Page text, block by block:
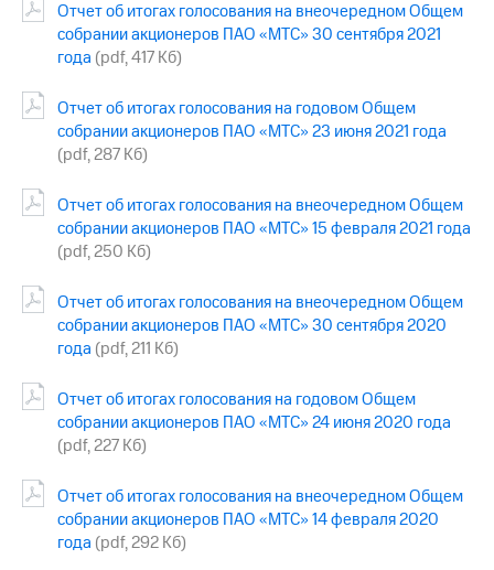
Корпоративное
управление
секретарь
Раскрытие
информации
Информация
Документы
ПАО
"МТС"
акционеров
Личный
кабинет
акционера
капитал
Контроль
и
аудит
акций
Описание
Отчет об итогах голосования на внеочередном Общем
собрании акционеров ПАО «МТС» 30 сентября 2021
года (pdf, 417 Кб)
Отчет об итогах голосования на годовом Общем
собрании акционеров ПАО «МТС» 23 июня 2021 года
(pdf, 287 Кб)
Отчет об итогах голосования на внеочередном Общем
собрании акционеров ПАО «МТС» 15 февраля 2021 года
(pdf, 250 Кб)
Отчет об итогах голосования на внеочередном Общем
собрании акционеров ПАО «МТС» 30 сентября 2020
года (pdf, 211 Кб)
Отчет об итогах голосования на годовом Общем
собрании акционеров ПАО «МТС» 24 июня 2020 года
(pdf, 227 Кб)
Отчет об итогах голосования на внеочередном Общем
собрании акционеров ПАО «МТС» 14 февраля 2020
года (pdf, 292 Кб)